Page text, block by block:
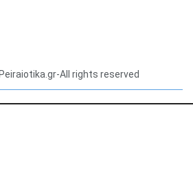
All rights reserved